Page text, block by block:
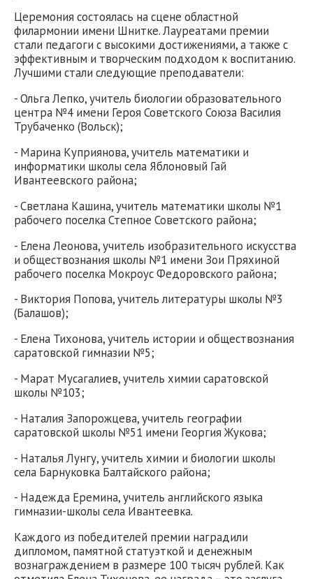
Церемония состоялась на сцене областной
филармонии имени Шнитке. Лауреатами премии
стали педагоги с высокими достижениями, а также с
эффективным и творческим подходом к воспитанию.
Лучшими стали следующие преподаватели:
- Ольга Лепко, учитель биологии образовательного
центра №4 имени Героя Советского Союза Василия
Трубаченко (Вольск);
- Марина Куприянова, учитель математики и
информатики школы села Яблоновый Гай
Ивантеевского района;
- Светлана Кашина, учитель математики школы №1
рабочего поселка Степное Советского района;
- Елена Леонова, учитель изобразительного искусства
и обществознания школы №1 имени Зои Пряхиной
рабочего поселка Мокроус Федоровского района;
- Виктория Попова, учитель литературы школы №3
(Балашов);
- Елена Тихонова, учитель истории и обществознания
саратовской гимназии №5;
- Марат Мусагалиев, учитель химии саратовской
школы №103;
- Наталия Запорожцева, учитель географии
саратовской школы №51 имени Георгия Жукова;
- Наталья Лунгу, учитель химии и биологии школы
села Барнуковка Балтайского района;
- Надежда Еремина, учитель английского языка
гимназии-школы села Ивантеевка.
Каждого из победителей премии наградили
дипломом, памятной статуэткой и денежным
вознаграждением в размере 100 тысяч рублей. Как